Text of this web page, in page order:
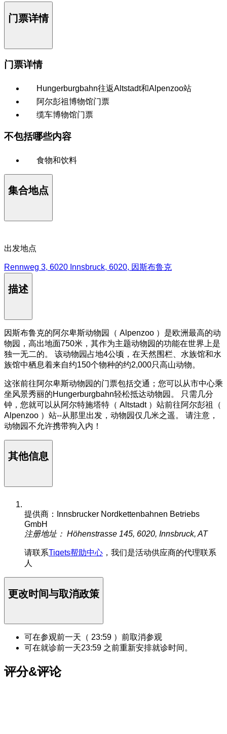
门票详情
门票详情
Hungerburgbahn往返Altstadt和Alpenzoo站
阿尔彭祖博物馆门票
缆车博物馆门票
不包括哪些内容
食物和饮料
集合地点
出发地点
Rennweg 3, 6020 Innsbruck, 6020, 因斯布鲁克
描述
因斯布鲁克的阿尔卑斯动物园（ Alpenzoo ）是欧洲最高的动
物园，高出地面750米，其作为主题动物园的功能在世界上是
独一无二的。 该动物园占地4公顷，在天然围栏、水族馆和水
族馆中栖息着来自约150个物种的约2,000只高山动物。
这张前往阿尔卑斯动物园的门票包括交通；您可以从市中心乘
坐风景秀丽的Hungerburgbahn轻松抵达动物园。 只需几分
钟，您就可以从阿尔特施塔特（ Altstadt ）站前往阿尔彭祖（
Alpenzoo ）站--从那里出发，动物园仅几米之遥。 请注意，
动物园不允许携带狗入内！
其他信息
提供商：Innsbrucker Nordkettenbahnen Betriebs
GmbH
注册地址： Höhenstrasse 145, 6020, Innsbruck, AT
请联系Tiqets帮助中心 ，我们是活动供应商的代理联系
人
更改时间与取消政策
可在参观前一天（ 23:59 ）前取消参观
可在就诊前一天23:59 之前重新安排就诊时间。
评分&评论